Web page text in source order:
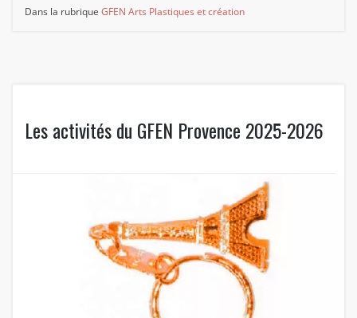
Dans la rubriqueGFEN Arts Plastiques et création
Les activités du GFEN Provence 2025-2026